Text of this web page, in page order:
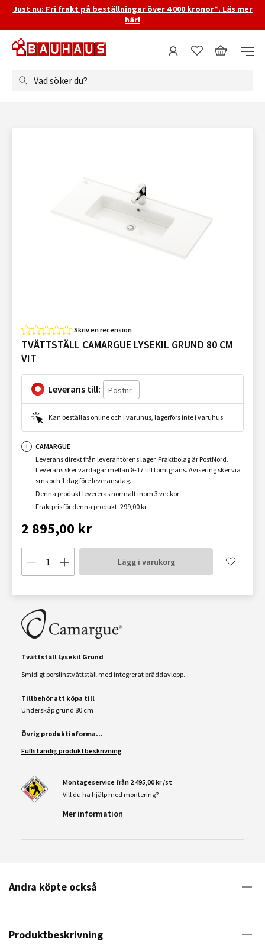
Just nu: Fri frakt på beställningar över 4 000 kronor*. Läs mer
här!
Vad söker du?
Skriv en recension
TVÄTTSTÄLL CAMARGUE LYSEKIL GRUND 80 CM
VIT
Leverans till:
Kan beställas online och i varuhus, lagerförs inte i varuhus
CAMARGUE
Leverans direkt från leverantörens lager. Fraktbolag är PostNord.
Leverans sker vardagar mellan 8-17 till tomtgräns. Avisering sker via
sms och 1 dag före leveransdag.
Denna produkt levereras normalt inom 3 veckor
Fraktpris för denna produkt: 299,00 kr
2 895,00 kr
Lägg i varukorg
Tvättställ Lysekil Grund
Smidigt porslinstvättställ med integrerat bräddavlopp.
Tillbehör att köpa till
Underskåp grund 80 cm
Övrig produktinforma...
Fullständig produktbeskrivning
Montageservice från 2 495,00 kr /st
Vill du ha hjälp med montering?
Mer information
Andra köpte också
Produktbeskrivning